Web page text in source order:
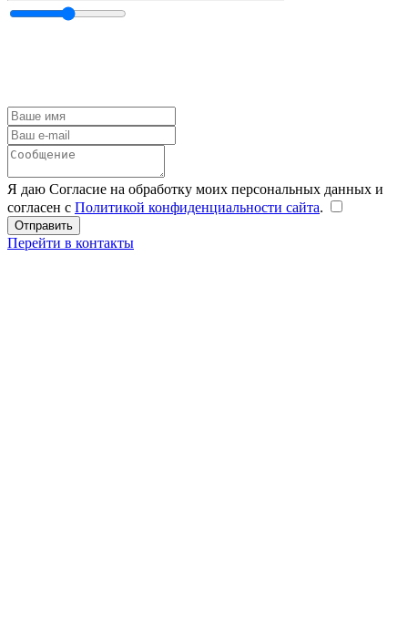
Я даю Согласие на обработку моих персональных данных и
согласен с Политикой конфиденциальности сайта.
Перейти в контакты